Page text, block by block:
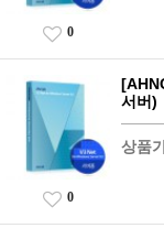
0
서버)
상품
0